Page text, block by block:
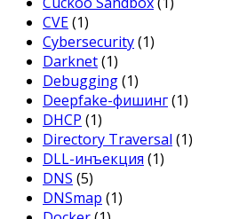
CVE(1)
Cybersecurity(1)
Darknet(1)
Debugging(1)
Deepfake-фишинг(1)
DHCP (1)
Directory Traversal (1)
DLL-инъекция (1)
DNS (5)
DNSmap (1)